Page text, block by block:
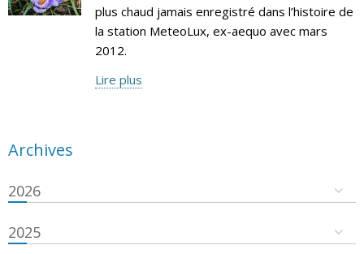
plus chaud jamais enregistré dans l’histoire de
la station MeteoLux, ex-aequo avec mars
2012.
Lire plus
Archives
2026
2025